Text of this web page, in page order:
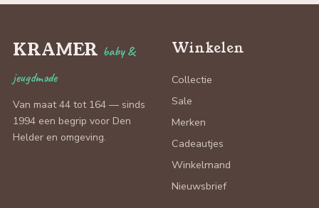
KRAMER baby &
jeugdmode
Van maat 44 tot 164 — sinds
1994 een begrip voor Den
Helder en omgeving.
Winkelen
Collectie
Sale
Merken
Cadeautjes
Winkelmand
Nieuwsbrief